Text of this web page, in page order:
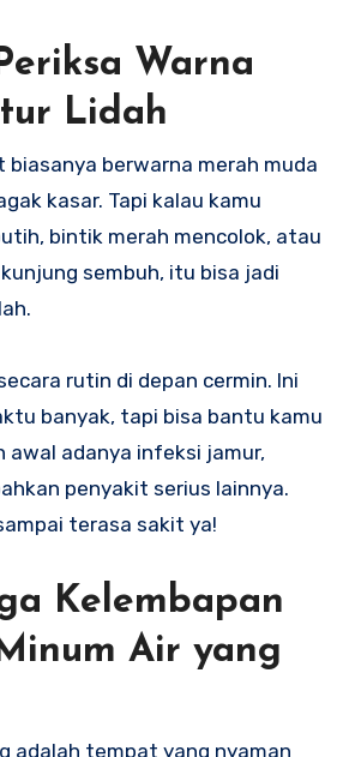
Warna
Lidah
biasanya berwarna merah muda
kasar. Tapi kalau kamu
bintik merah mencolok, atau
sembuh, itu bisa jadi
rutin di depan cermin. Ini
banyak, tapi bisa bantu kamu
awal adanya infeksi jamur,
penyakit serius lainnya.
terasa sakit ya!
Kelembapan
Air yang
adalah tempat yang nyaman